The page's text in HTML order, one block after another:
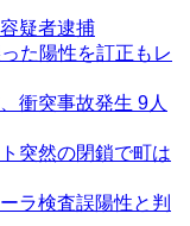
疑者逮捕
た陽性を訂正もレ
衝突事故発生 9人
突然の閉鎖で町は
ラ検査誤陽性と判